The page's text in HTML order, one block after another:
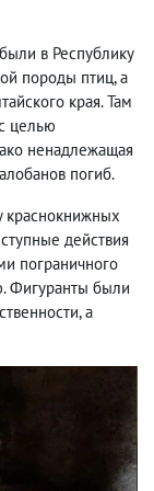
в Республику
породы птиц, а
края. Там
целью
ненадлежащая
погиб.
краснокнижных
действия
пограничного
Фигуранты были
а